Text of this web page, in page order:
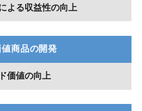
よる収益性の向上
商品の開発
価値の向上